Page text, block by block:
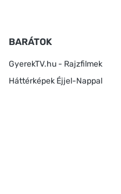
BARÁTOK
GyerekTV.hu - Rajzfilmek
Háttérképek Éjjel-Nappal